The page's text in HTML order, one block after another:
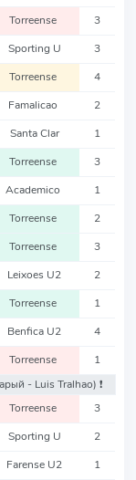
Torreense 3
Sporting U 3
Torreense 4
Famalicao 2
Santa Clar 1
Torreense 3
Academico 1
Torreense 2
Torreense 3
Leixoes U2 2
Torreense 1
Benfica U2 4
Torreense
1
- Luis Tralhao) ❗️
Torreense 3
Sporting U 2
Farense U2 1